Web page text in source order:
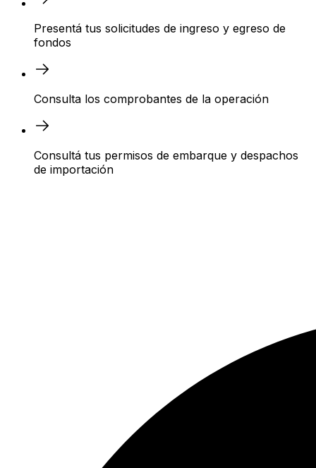
Presentá tus solicitudes de ingreso y egreso de
fondos
Consulta los comprobantes de la operación
Consultá tus permisos de embarque y despachos
de importación